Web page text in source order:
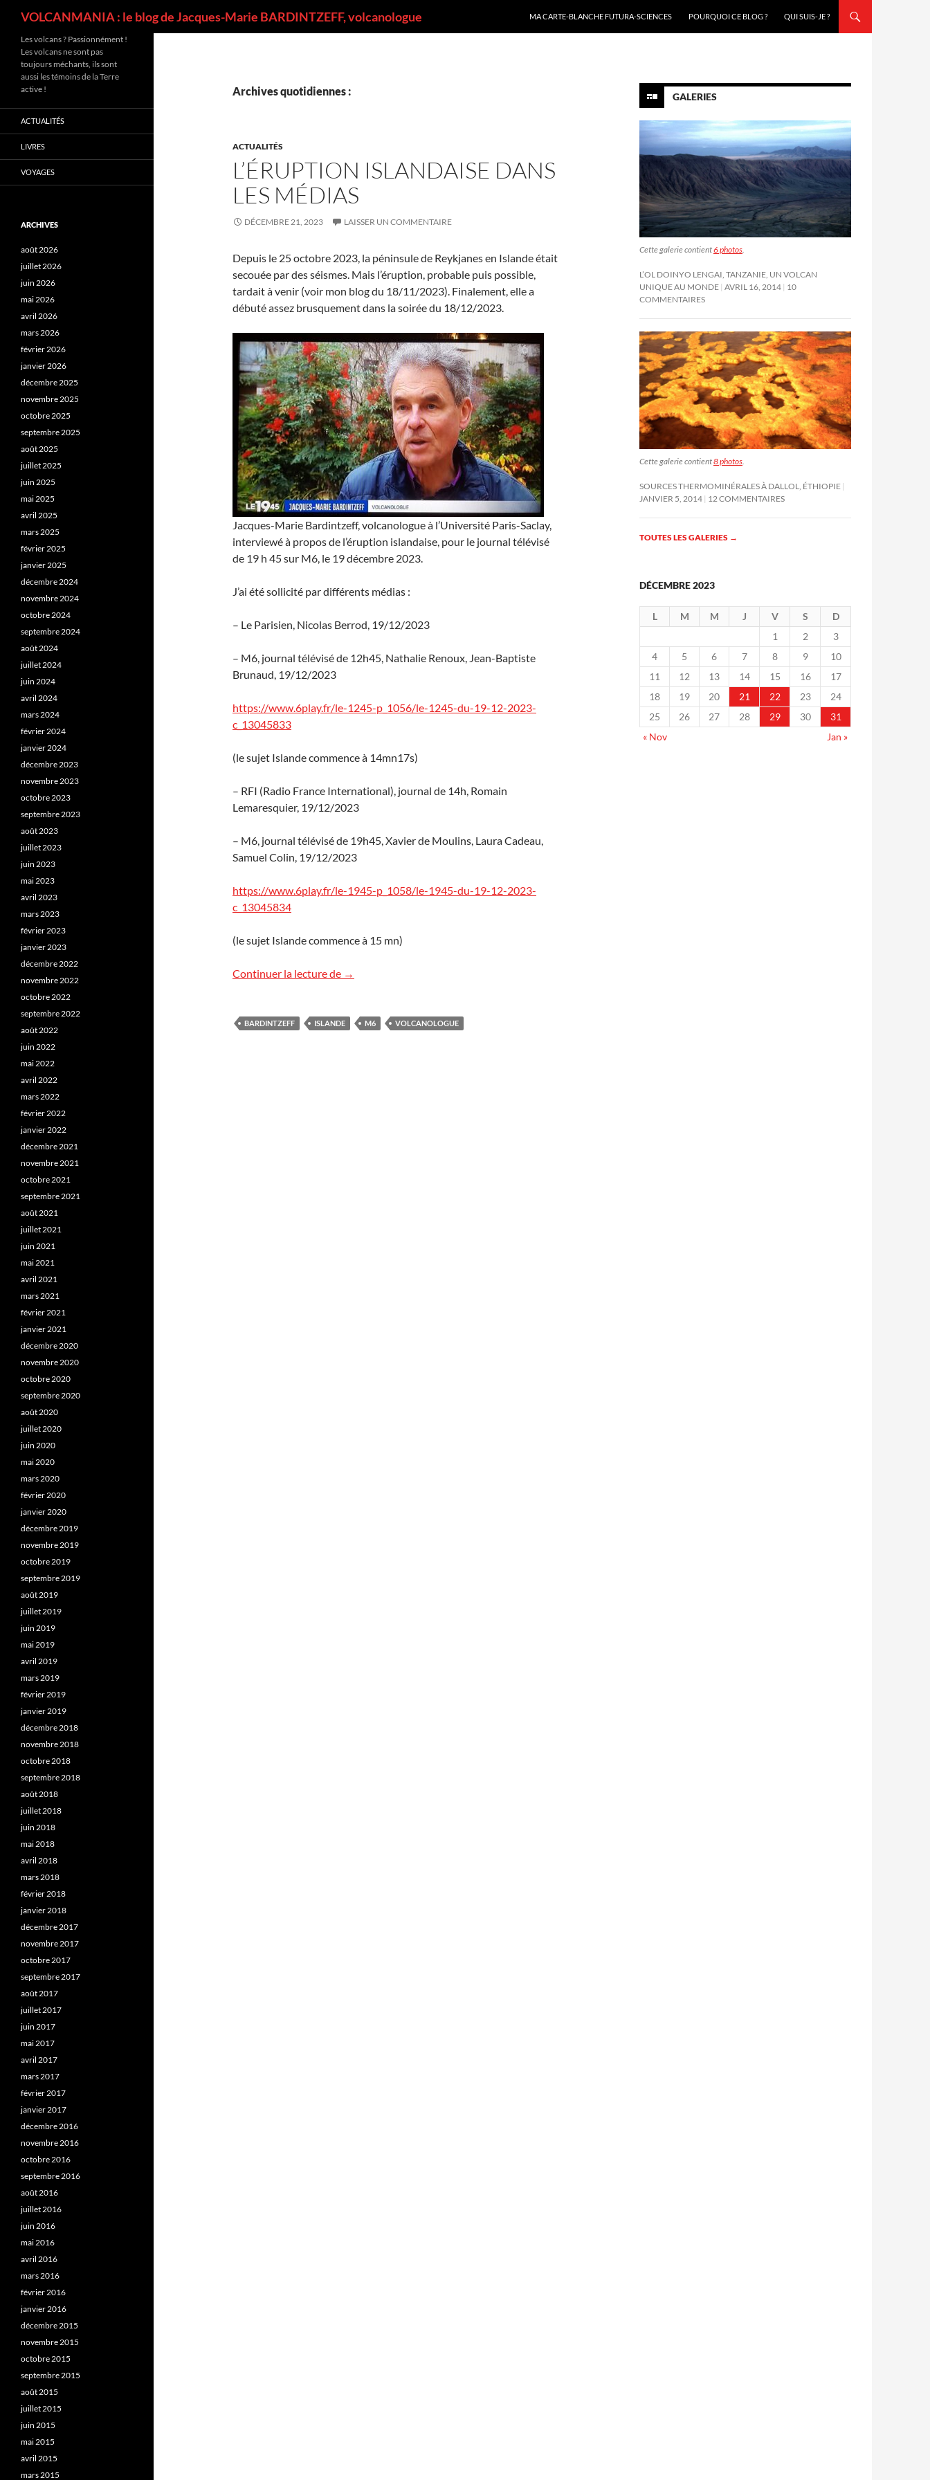
VOLCANMANIA : le blog de Jacques-Marie BARDINTZEFF, volcanologue
MA CARTE-BLANCHE FUTURA-SCIENCES
POURQUOI CE BLOG ? QUI SUIS-JE ?
Archives quotidiennes :
ACTUALITÉS
L’ÉRUPTION ISLANDAISE DANS
LES MÉDIAS
DÉCEMBRE 21, 2023 LAISSER UN COMMENTAIRE
Depuis le 25 octobre 2023, la péninsule de Reykjanes en Islande était
secouée par des séismes. Mais l’éruption, probable puis possible,
tardait à venir (voir mon blog du 18/11/2023). Finalement, elle a
débuté assez brusquement dans la soirée du 18/12/2023.
Jacques-Marie Bardintzeff, volcanologue à l’Université Paris-Saclay,
interviewé à propos de l’éruption islandaise, pour le journal télévisé
de 19 h 45 sur M6, le 19 décembre 2023.
J’ai été sollicité par différents médias :
– Le Parisien, Nicolas Berrod, 19/12/2023
– M6, journal télévisé de 12h45, Nathalie Renoux, Jean-Baptiste
Brunaud, 19/12/2023
https://www.6play.fr/le-1245-p_1056/le-1245-du-19-12-2023-
c_13045833
(le sujet Islande commence à 14mn17s)
– RFI (Radio France International), journal de 14h, Romain
Lemaresquier, 19/12/2023
– M6, journal télévisé de 19h45, Xavier de Moulins, Laura Cadeau,
Samuel Colin, 19/12/2023
https://www.6play.fr/le-1945-p_1058/le-1945-du-19-12-2023-
c_13045834
(le sujet Islande commence à 15 mn)
Continuer la lecture de L’éruption islandaise dans les médias
→
BARDINTZEFF ISLANDE M6 VOLCANOLOGUE
GALERIES
Cette galerie contient6 photos.
L’OL DOINYO LENGAI, TANZANIE, UN VOLCAN
UNIQUE AU MONDE AVRIL 16, 2014 10
COMMENTAIRES
Cette galerie contient8 photos
SOURCES THERMOMINÉRALES À DALLOL, ÉTHIOPIE
JANVIER 5, 2014 12 COMMENTAIRES
TOUTES LES GALERIES →
DÉCEMBRE 2023
L M M J V S
D
1
2
3
4
5 6 7 8 9
10
11
12 13 14 15 16
17
18
19 20 21 22 23
24
25
26 27 28 29 30
31
« Nov
Jan »
Les volcans ? Passionnément !
Les volcans ne sont pas
toujours méchants, ils sont
aussi les témoins de la Terre
active !
ACTUALITÉS
LIVRES
VOYAGES
ARCHIVES
août 2026
juillet 2026
juin 2026
mai 2026
avril 2026
mars 2026
février 2026
janvier 2026
décembre 2025
novembre 2025
octobre 2025
septembre 2025
août 2025
juillet 2025
juin 2025
mai 2025
avril 2025
mars 2025
février 2025
janvier 2025
décembre 2024
novembre 2024
octobre 2024
septembre 2024
août 2024
juillet 2024
juin 2024
avril 2024
mars 2024
février 2024
janvier 2024
décembre 2023
novembre 2023
octobre 2023
septembre 2023
août 2023
juillet 2023
juin 2023
mai 2023
avril 2023
mars 2023
février 2023
janvier 2023
décembre 2022
novembre 2022
octobre 2022
septembre 2022
août 2022
juin 2022
mai 2022
avril 2022
mars 2022
février 2022
janvier 2022
décembre 2021
novembre 2021
octobre 2021
septembre 2021
août 2021
juillet 2021
juin 2021
mai 2021
avril 2021
mars 2021
février 2021
janvier 2021
décembre 2020
novembre 2020
octobre 2020
septembre 2020
août 2020
juillet 2020
juin 2020
mai 2020
mars 2020
février 2020
janvier 2020
décembre 2019
novembre 2019
octobre 2019
septembre 2019
août 2019
juillet 2019
juin 2019
mai 2019
avril 2019
mars 2019
février 2019
janvier 2019
décembre 2018
novembre 2018
octobre 2018
septembre 2018
août 2018
juillet 2018
juin 2018
mai 2018
avril 2018
mars 2018
février 2018
janvier 2018
décembre 2017
novembre 2017
octobre 2017
septembre 2017
août 2017
juillet 2017
juin 2017
mai 2017
avril 2017
mars 2017
février 2017
janvier 2017
décembre 2016
novembre 2016
octobre 2016
septembre 2016
août 2016
juillet 2016
juin 2016
mai 2016
avril 2016
mars 2016
février 2016
janvier 2016
décembre 2015
novembre 2015
octobre 2015
septembre 2015
août 2015
juillet 2015
juin 2015
mai 2015
avril 2015
mars 2015